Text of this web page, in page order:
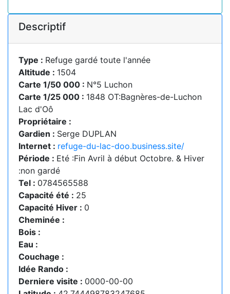
Descriptif
Type : Refuge gardé toute l'année
Altitude : 1504
Carte 1/50 000 : N°5 Luchon
Carte 1/25 000 : 1848 OT:Bagnères-de-Luchon
Lac d'Oô
Propriétaire :
Gardien : Serge DUPLAN
Internet : refuge-du-lac-doo.business.site/
Période : Eté :Fin Avril à début Octobre. & Hiver
:non gardé
Tel : 0784565588
Capacité été : 25
Capacité Hiver : 0
Cheminée :
Bois :
Eau :
Couchage :
Idée Rando :
Derniere visite : 0000-00-00